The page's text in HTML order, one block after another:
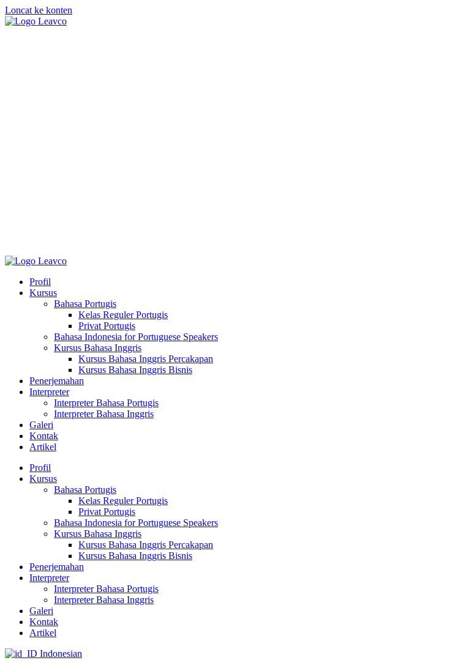
Loncat ke konten
Profil
Kursus
Bahasa Portugis
Kelas Reguler Portugis
Privat Portugis
Bahasa Indonesia for Portuguese Speakers
Kursus Bahasa Inggris
Kursus Bahasa Inggris Percakapan
Kursus Bahasa Inggris Bisnis
Penerjemahan
Interpreter
Interpreter Bahasa Portugis
Interpreter Bahasa Inggris
Galeri
Kontak
Artikel
Profil
Kursus
Bahasa Portugis
Kelas Reguler Portugis
Privat Portugis
Bahasa Indonesia for Portuguese Speakers
Kursus Bahasa Inggris
Kursus Bahasa Inggris Percakapan
Kursus Bahasa Inggris Bisnis
Penerjemahan
Interpreter
Interpreter Bahasa Portugis
Interpreter Bahasa Inggris
Galeri
Kontak
Artikel
Indonesian